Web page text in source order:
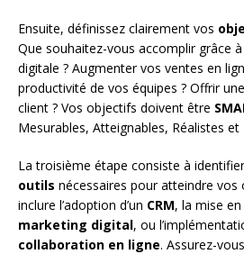
Ensuite, définissez clairement vos
Que souhaitez-vous accomplir grâce
digitale ? Augmenter vos ventes en
productivité de vos équipes ? Offrir
client ? Vos objectifs doivent être
Mesurables, Atteignables, Réalistes
La troisième étape consiste à
outils nécessaires pour atteindre vos
inclure l’adoption d’un CRM, la mise
marketing digital, ou
collaboration en ligne. Assurez-